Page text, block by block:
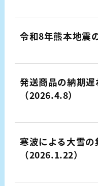
令和8年熊本地震
発送商品の納期
（2026.4.8）
寒波による大雪
（2026.1.22）